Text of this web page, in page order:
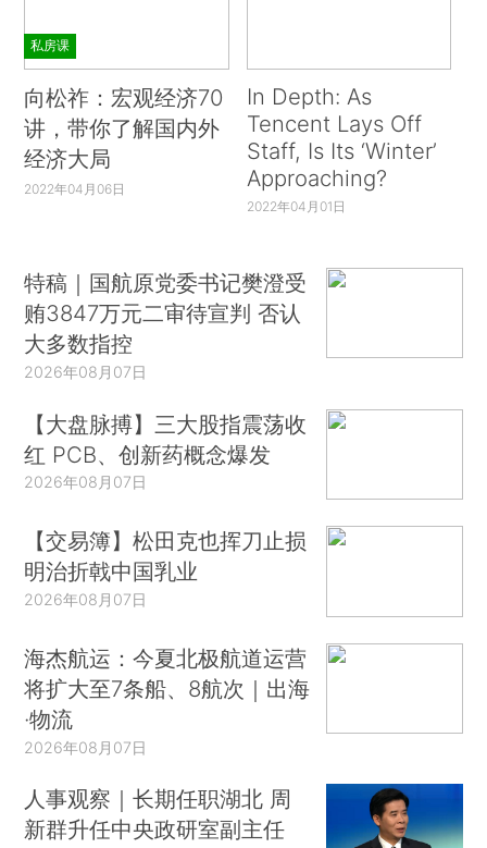
私房课
向松祚：宏观经济70
讲，带你了解国内外
经济大局
2022年04月06日
In Depth: As
Tencent Lays Off
Staff, Is Its ‘Winter’
Approaching?
2022年04月01日
特稿｜国航原党委书记樊澄受
贿3847万元二审待宣判 否认
大多数指控
2026年08月07日
【大盘脉搏】三大股指震荡收
红 PCB、创新药概念爆发
2026年08月07日
【交易簿】松田克也挥刀止损
明治折戟中国乳业
2026年08月07日
海杰航运：今夏北极航道运营
将扩大至7条船、8航次｜出海
·物流
2026年08月07日
人事观察｜长期任职湖北 周
新群升任中央政研室副主任